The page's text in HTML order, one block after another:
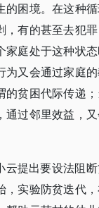
的困境。在这种
，有的甚至去犯
家庭处于这种状
为又会通过家庭
的贫困代际传递
通过邻里效益，
云提出要设法阻
，实验防贫迭代